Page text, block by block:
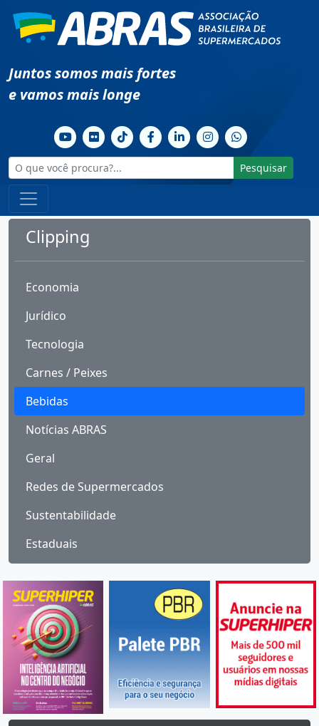
Juntos somos mais fortes
e vamos mais longe
Pesquisar
Clipping
Economia
Jurídico
Tecnologia
Carnes / Peixes
Bebidas
Notícias ABRAS
Geral
Redes de Supermercados
Sustentabilidade
Estaduais